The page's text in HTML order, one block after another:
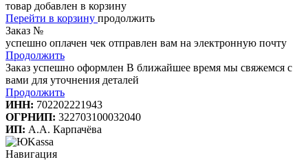
товар добавлен в корзину
Перейти в корзину продолжить
Заказ №
успешно оплачен чек отправлен вам на электронную почту
Продолжить
Заказ успешно оформлен В ближайшее время мы свяжемся с
вами для уточнения деталей
Продолжить
ИНН: 702202221943
ОГРНИП: 322703100032040
ИП: А.А. Карпачёва
Навигация